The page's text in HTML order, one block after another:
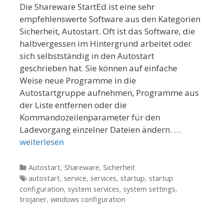
Die Shareware StartEd ist eine sehr
empfehlenswerte Software aus den Kategorien
Sicherheit, Autostart. Oft ist das Software, die
halbvergessen im Hintergrund arbeitet oder
sich selbstständig in den Autostart
geschrieben hat. Sie können auf einfache
Weise neue Programme in die
Autostartgruppe aufnehmen, Programme aus
der Liste entfernen oder die
Kommandozeilenparameter für den
Ladevorgang einzelner Dateien ändern. …
weiterlesen
Kategorien
Autostart, Shareware, Sicherheit
Tags
autostart, service, services, startup, startup
configuration, system services, system settings,
trojaner, windows configuration